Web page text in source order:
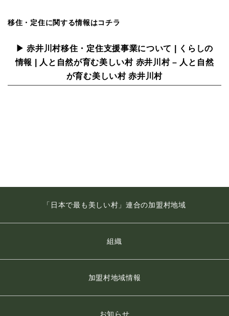
移住・定住に関する情報はコチラ
▶ 赤井川村移住・定住支援事業について | くらしの
情報 | 人と自然が育む美しい村 赤井川村 – 人と自然
が育む美しい村 赤井川村
「日本で最も美しい村」連合の加盟村地域
組織
加盟村地域情報
お知らせ